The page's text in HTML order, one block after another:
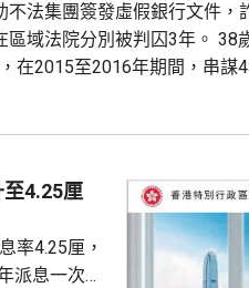
法集團簽發虛假銀行文件，
域法院分別被判囚3年。 38
在2015至2016年期間，串謀
騙多名日本投資者向多間公司
至4.25厘
率4.25厘，
派息一次。